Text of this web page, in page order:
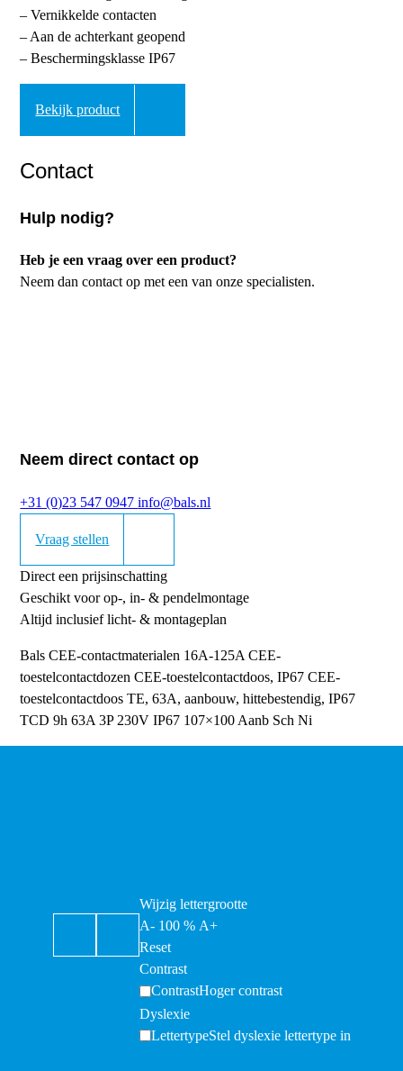
– Vernikkelde contacten
– Aan de achterkant geopend
– Beschermingsklasse IP67
Bekijk product
Contact
Hulp nodig?
Heb je een vraag over een product?
Neem dan contact op met een van onze specialisten.
Neem direct contact op
+31 (0)23 547 0947info@bals.nl
Vraag stellen
Direct een prijsinschatting
Geschikt voor op-, in- & pendelmontage
Altijd inclusief licht- & montageplan
Bals CEE-contactmaterialen 16A-125A CEE-
toestelcontactdozen CEE-toestelcontactdoos, IP67 CEE-
toestelcontactdoos TE, 63A, aanbouw, hittebestendig, IP67
TCD 9h 63A 3P 230V IP67 107×100 Aanb Sch Ni
Wijzig lettergrootte
A- 100% A+
Reset
Contrast
ContrastHoger contrast
Dyslexie
LettertypeStel dyslexie lettertype in